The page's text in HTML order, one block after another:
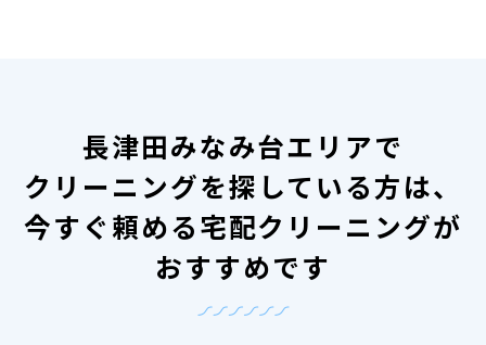
長津田みなみ台エリアで
クリーニングを探している方は、
今すぐ頼める宅配クリーニングが
おすすめです